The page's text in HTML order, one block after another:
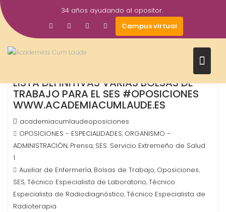
Saltar
al
contenido
34 años ayudando al opositor.
Campus virtual
Jun
2019
LISTA DEFINITIVAS VARIAS BOLSAS DE
TRABAJO PARA EL SES #OPOSICIONES
WWW.ACADEMIACUMLAUDE.ES
academiacumlaudeoposiciones
OPOSICIONES - ESPECIALIDADES, ORGANISMO -
ADMINISTRACIÓN, Prensa, SES. Servicio Extremeño de Salud
1
Auxiliar de Enfermería, Bolsas de Trabajo, Oposiciones,
SES,Técnico Especialista de Laboratorio,Técnico
Especialista de Radiodiagnóstico,Técnico Especialista de
Radioterapia